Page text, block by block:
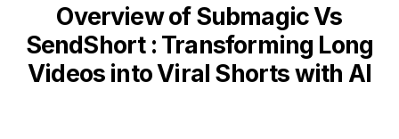
Overview of Submagic Vs
SendShort : Transforming Long
Videos into Viral Shorts with AI